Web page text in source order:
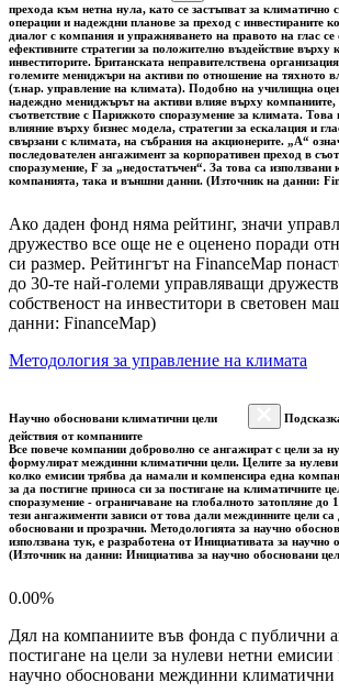
прехода към нетна нула, като се застъпват за климатично
операции и надеждни планове за преход с инвестираните
диалог с компания и упражняването на правото на глас се
ефективните стратегии за положително въздействие върху
инвеститорите. Британската неправителствена
големите мениджъри на активи по отношение на тяхното
(т.нар. управление на климата). Подобно на училищна
надеждно мениджърът на активи влияе върху компаниите,
съответствие с Парижкото споразумение за климата.
влияние върху бизнес модела, стратегии за ескалация и
свързани с климата, на събрания на акционерите. „A“
последователен ангажимент за корпоративен преход в
споразумение, F за „недостатъчен“. За това са използвани
компанията, така и външни данни. (Източник на данни:
Ако даден фонд няма рейтинг, значи
дружество все още не е оценено поради
си размер. Рейтингът на FinanceMap
до 30-те най-големи управляващи
собственост на инвеститори в световен
данни: FinanceMap)
Методология за управление на климата
Научно обосновани климатични цели
действия от компаниите
Все повече компании доброволно се ангажират с цели за
формулират междинни климатични цели. Целите за нулеви
колко емисии трябва да намали и компенсира една
за да постигне приноса си за постигане на климатичните
споразумение - ограничаване на глобалното затопляне до
тези ангажименти зависи от това дали междинните цели са
обосновани и прозрачни. Методологията за научно
използвана тук, е разработена от Инициативата за научно
(Източник на данни: Инициатива за научно обосновани
0.00%
Дял на компаниите във фонда с публични
постигане на цели за нулеви нетни
научно обосновани междинни климатични